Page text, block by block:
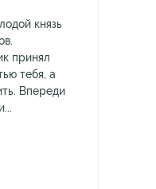
князь
принял
тебя, а
Впереди